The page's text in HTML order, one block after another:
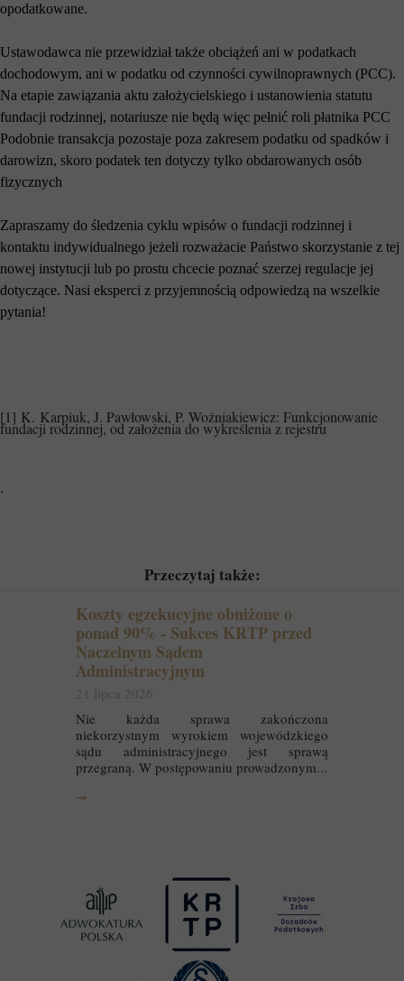
opodatkowane.
Ustawodawca nie przewidział także obciążeń ani w podatkach
dochodowym, ani w podatku od czynności cywilnoprawnych (PCC).
Na etapie zawiązania aktu założycielskiego i ustanowienia statutu
fundacji rodzinnej, notariusze nie będą więc pełnić roli płatnika PCC
Podobnie transakcja pozostaje poza zakresem podatku od spadków i
darowizn, skoro podatek ten dotyczy tylko obdarowanych osób
fizycznych
Zapraszamy do śledzenia cyklu wpisów o fundacji rodzinnej i
kontaktu indywidualnego jeżeli rozważacie Państwo skorzystanie z tej
nowej instytucji lub po prostu chcecie poznać szerzej regulacje jej
dotyczące. Nasi eksperci z przyjemnością odpowiedzą na wszelkie
pytania!
[1] K. Karpiuk, J. Pawłowski, P. Woźniakiewicz: Funkcjonowanie
fundacji rodzinnej, od założenia do wykreślenia z rejestru
.
Przeczytaj także:
Koszty egzekucyjne obniżone o
ponad 90% - Sukces KRTP przed
Naczelnym Sądem
Administracyjnym
21 lipca 2026
Nie każda sprawa zakończona
niekorzystnym wyrokiem wojewódzkiego
sądu administracyjnego jest sprawą
przegraną. W postępowaniu prowadzonym...
➞